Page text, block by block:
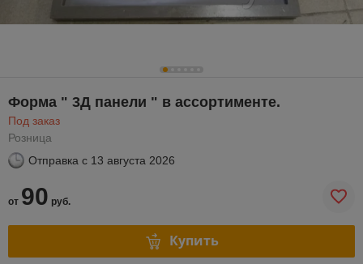
Форма " 3Д панели " в ассортименте.
Под заказ
Розница
Отправка с 13 августа 2026
от 90 руб.
Купить